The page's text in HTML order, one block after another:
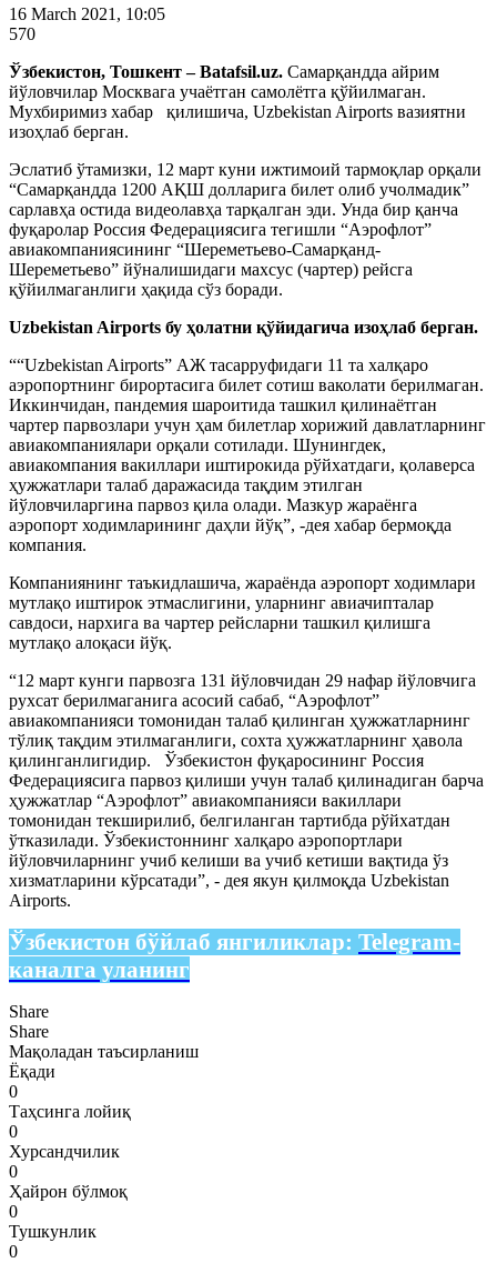
16 March 2021, 10:05
570
Ўзбекистон, Тошкент – Batafsil.uz. Самарқандда айрим
йўловчилар Москвага учаётган самолётга қўйилмаган.
Мухбиримиз хабар қилишича, Uzbekistan Airports вазиятни
изоҳлаб берган.
Эслатиб ўтамизки, 12 март куни ижтимоий тармоқлар орқали
“Самарқандда 1200 АҚШ долларига билет олиб учолмадик”
сарлавҳа остида видеолавҳа тарқалган эди. Унда бир қанча
фуқаролар Россия Федерациясига тегишли “Аэрофлот”
авиакомпаниясининг “Шереметьево-Самарқанд-
Шереметьево” йўналишидаги махсус (чартер) рейсга
қўйилмаганлиги ҳақида сўз боради.
Uzbekistan Airports бу ҳолатни қўйидагича изоҳлаб берган.
““Uzbekistan Airports” АЖ тасарруфидаги 11 та халқаро
аэропортнинг бирортасига билет сотиш ваколати берилмаган.
Иккинчидан, пандемия шароитида ташкил қилинаётган
чартер парвозлари учун ҳам билетлар хорижий давлатларнинг
авиакомпаниялари орқали сотилади. Шунингдек,
авиакомпания вакиллари иштирокида рўйхатдаги, қолаверса
ҳужжатлари талаб даражасида тақдим этилган
йўловчиларгина парвоз қила олади. Мазкур жараёнга
аэропорт ходимларининг даҳли йўқ”, -дея хабар бермоқда
компания.
Компаниянинг таъкидлашича, жараёнда аэропорт ходимлари
мутлақо иштирок этмаслигини, уларнинг авиачипталар
савдоси, нархига ва чартер рейсларни ташкил қилишга
мутлақо алоқаси йўқ.
“12 март кунги парвозга 131 йўловчидан 29 нафар йўловчига
рухсат берилмаганига асосий сабаб, “Аэрофлот”
авиакомпанияси томонидан талаб қилинган ҳужжатларнинг
тўлиқ тақдим этилмаганлиги, сохта ҳужжатларнинг ҳавола
қилинганлигидир. Ўзбекистон фуқаросининг Россия
Федерациясига парвоз қилиши учун талаб қилинадиган барча
ҳужжатлар “Аэрофлот” авиакомпанияси вакиллари
томонидан текширилиб, белгиланган тартибда рўйхатдан
ўтказилади. Ўзбекистоннинг халқаро аэропортлари
йўловчиларнинг учиб келиши ва учиб кетиши вақтида ўз
хизматларини кўрсатади”, - дея якун қилмоқда Uzbekistan
Airports.
Ўзбекистон бўйлаб янгиликлар: Telegram-
каналга уланинг
Share
Share
Мақоладан таъсирланиш
Ёқади
0
Таҳсинга лойиқ
0
Хурсандчилик
0
Ҳайрон бўлмоқ
0
Тушкунлик
0